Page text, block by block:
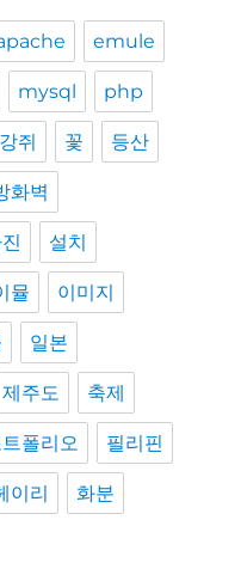
emule
mysql php
강쥐 꽃 등산
화벽
설치
뮬 이미지
일본
제주도 축제
폴리오 필리핀
이리 화분